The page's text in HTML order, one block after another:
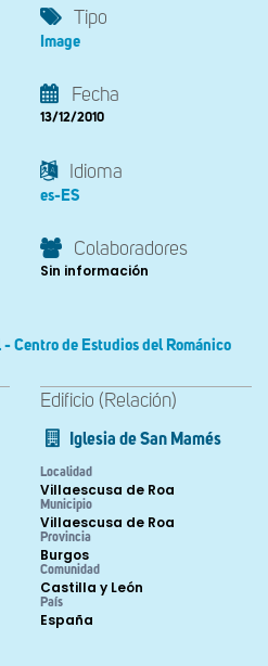
Tipo
Image
Fecha
13/12/2010
Idioma
es-ES
Colaboradores
Sin información
Centro de Estudios del Románico
Edificio (Relación)
Iglesia de San Mamés
Localidad
Villaescusa de Roa
Municipio
Villaescusa de Roa
Provincia
Burgos
Comunidad
Castilla y León
País
España